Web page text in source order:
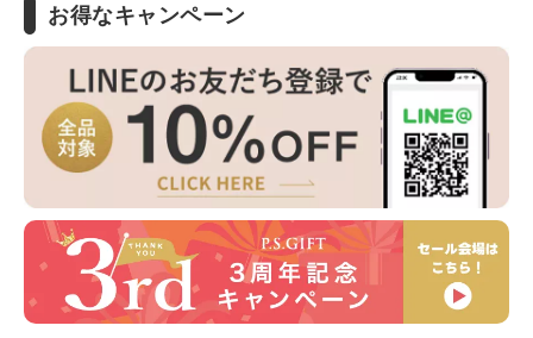
お得なキャンペーン